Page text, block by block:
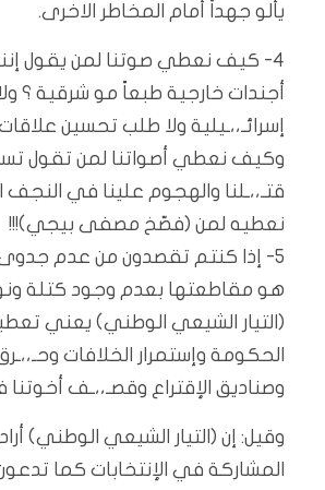
يألو جهداً أمام المخاطر الاخرى.
٤- كيف نعطي صوتنا لمن يقول
أجندات خارجية طبعاً مو شرقية ؟
إسرائـ،،ـيلية ولا طلب تحسين
وكيف نعطي أصواتنا لمن تقول
قتـ،،ـلنا والهجوم علينا في النجف
نعطيه لمن (فصّخ مصفى بيجي)!!!
٥- إذا كنتم تقصدون من عدم
هو مقاطعتها بعدم وجود كتلة
(التيار الشيعي الوطني) يعني
الحكومة وإستمرار الخلافات
وصناديق الإقتراع وقصـ،،ـف أخوتنا
وقيل: إن (التيار الشيعي الوطني)
المشاركة في الإنتخابات كما